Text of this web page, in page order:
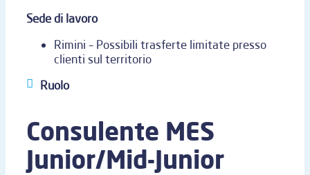
Sede di lavoro
Rimini – Possibili trasferte limitate presso
clienti sul territorio
Ruolo
Consulente MES
Junior/Mid-Junior